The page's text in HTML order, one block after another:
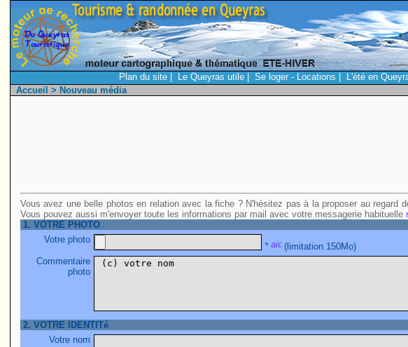
Plan du site| Le Queyras utile| Se loger - Locations L'été en
Accueil > Nouveau média
Vous avez une belle photos en relation avec la fiche ? N'hésitez pas à la proposer au
Vous pouvez aussi m'envoyer toute les informations par mail avec votre messagerie habituelle
1. VOTRE PHOTO
Votre photo
*
(limitation 150Mo)
Commentaire
photo
2. VOTRE IDENTITé
Votre nom